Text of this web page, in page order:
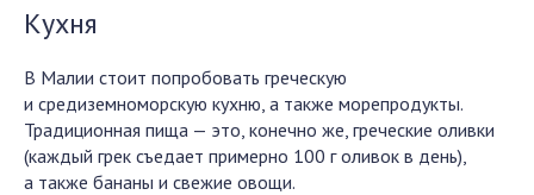
Кухня
В Малии стоит попробовать греческую
и средиземноморскую кухню, а также морепродукты.
Традиционная пища — это, конечно же, греческие оливки
(каждый грек съедает примерно 100 г оливок в день),
а также бананы и свежие овощи.